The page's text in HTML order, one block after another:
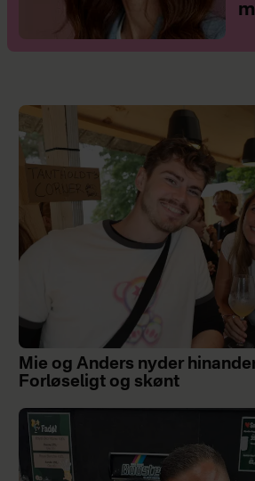
Mie og Anders nyder
Forløseligt og skønt